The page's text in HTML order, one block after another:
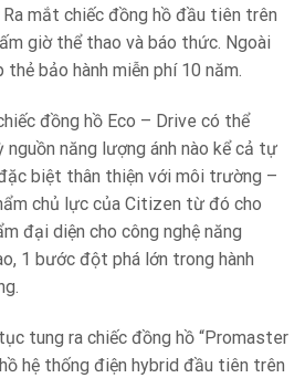
Ra mắt chiếc đồng hồ đầu tiên trên
giờ thể thao và báo thức. Ngoài
bảo hành miễn phí 10 năm.
đồng hồ Eco – Drive có thể
năng lượng ánh nào kể cả tự
biệt thân thiện với môi trường –
chủ lực của Citizen từ đó cho
đại diện cho công nghệ năng
1 bước đột phá lớn trong hành
tung ra chiếc đồng hồ “Promaster
hệ thống điện hybrid đầu tiên trên